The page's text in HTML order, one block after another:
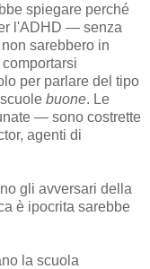
spiegare perché
l'ADHD — senza
sarebbero in
per parlare del tipo
buone. Le
— sono costrette
agenti di
gli avversari della
è ipocrita sarebbe
la scuola